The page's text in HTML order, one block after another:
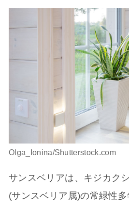
Olga_Ionina/Shutterstock.com
サンスベリアは、キジカク
(サンスベリア属)の常緑性